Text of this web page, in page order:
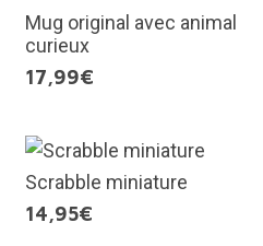
Mug original avec animal
curieux
17,99€
Scrabble miniature
14,95€